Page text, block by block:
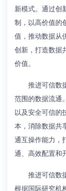
新模式。通过创
制，以高价值的
值，推动数据从
创新，打造数据
价值。
推进可信数
范围的数据流通
以及安全可信的
本，消除数据共
通互操作能力，
通、高效配置和
推进可信数
根据国际研究机